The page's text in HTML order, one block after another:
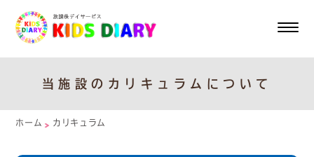
当施設のカリキュラムについて
ホーム カリキュラム